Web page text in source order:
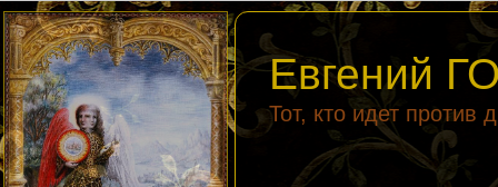
Евгений
Тот, кто идет против